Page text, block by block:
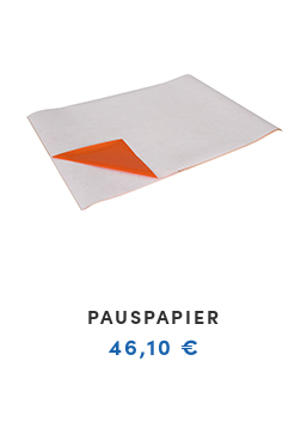
PAUSPAPIER
46,10 €